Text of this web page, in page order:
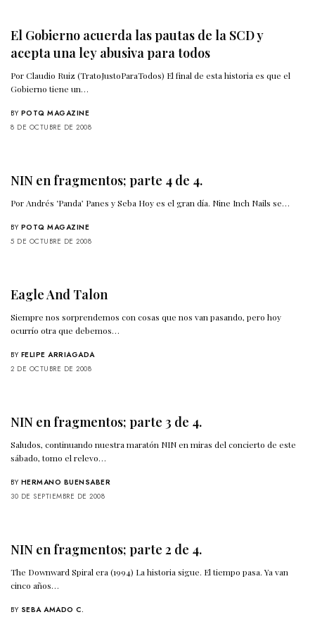
El Gobierno acuerda las pautas de la SCD y
acepta una ley abusiva para todos
Por Claudio Ruiz (TratoJustoParaTodos) El final de esta historia es que el
Gobierno tiene un…
BY POTQ MAGAZINE
8 DE OCTUBRE DE 2008
NIN en fragmentos; parte 4 de 4.
Por Andrés ‘Panda’ Panes y Seba Hoy es el gran día. Nine Inch Nails se…
BY POTQ MAGAZINE
5 DE OCTUBRE DE 2008
Eagle And Talon
Siempre nos sorprendemos con cosas que nos van pasando, pero hoy
ocurrío otra que debemos…
BY FELIPE ARRIAGADA
2 DE OCTUBRE DE 2008
NIN en fragmentos; parte 3 de 4.
Saludos, continuando nuestra maratón NIN en miras del concierto de este
sábado, tomo el relevo…
BY HERMANO BUENSABER
30 DE SEPTIEMBRE DE 2008
NIN en fragmentos; parte 2 de 4.
The Downward Spiral era (1994) La historia sigue. El tiempo pasa. Ya van
cinco años…
BY SEBA AMADO C.